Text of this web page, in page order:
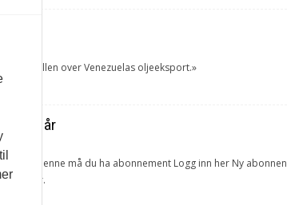
kontrollen over Venezuelas oljeeksport.»
år
lese denne må du ha abonnement Logg inn her Ny
bedrifter.